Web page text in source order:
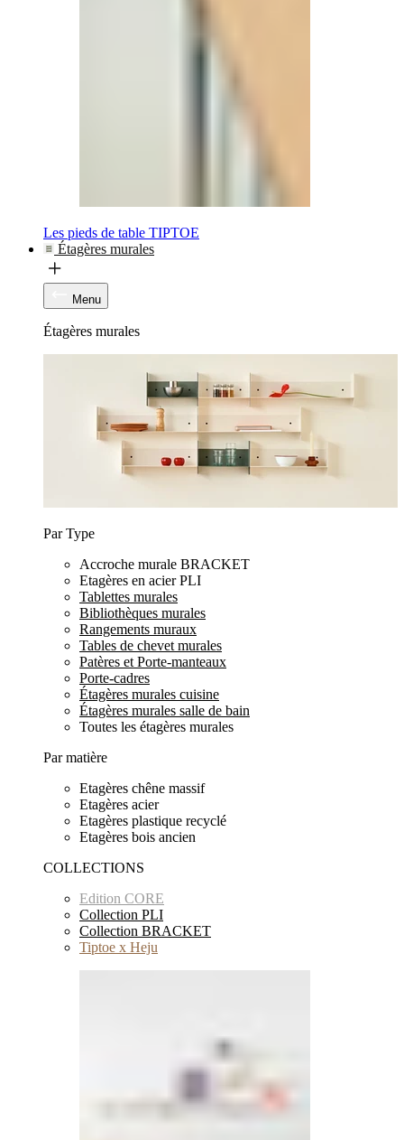
Les pieds de table TIPTOE
Étagères murales
Menu
Étagères murales
Par Type
Accroche murale BRACKET
Etagères en acier PLI
Tablettes murales
Bibliothèques murales
Rangements muraux
Tables de chevet murales
Patères et Porte-manteaux
Porte-cadres
Étagères murales cuisine
Étagères murales salle de bain
Toutes les étagères murales
Par matière
Etagères chêne massif
Etagères acier
Etagères plastique recyclé
Etagères bois ancien
COLLECTIONS
Edition CORE
Collection PLI
Collection BRACKET
Tiptoe x Heju